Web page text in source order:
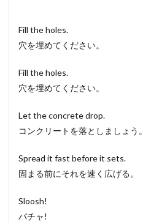
Fill the holes.
穴を埋めてください。
Fill the holes.
穴を埋めてください。
Let the concrete drop.
コンクリートを落としましょう。
Spread it fast before it sets.
固まる前にそれを速く広げる。
Sloosh!
バチャ!